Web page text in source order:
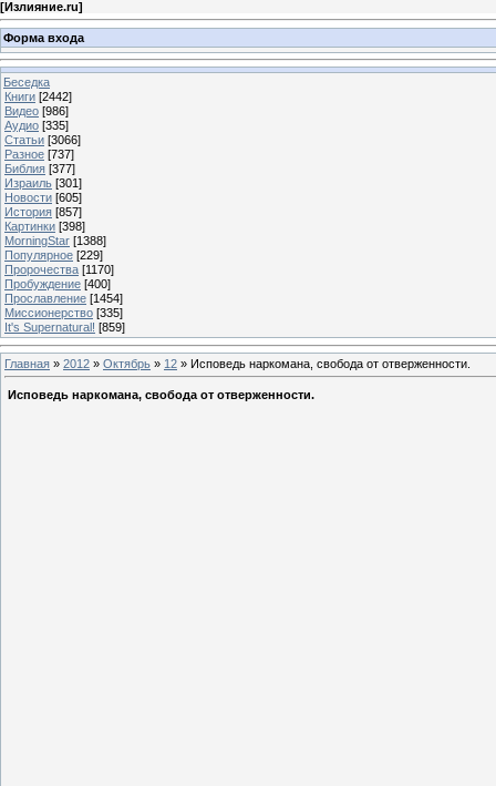
[Излияние.ru]
Форма входа
Беседка
Книги [2442]
Видео [986]
Аудио [335]
Статьи [3066]
Разное [737]
Библия [377]
Израиль [301]
Новости [605]
История [857]
Картинки [398]
MorningStar [1388]
Популярное [229]
Пророчества [1170]
Пробуждение [400]
Прославление [1454]
Миссионерство [335]
It's Supernatural! [859]
Главная » 2012 » Октябрь » 12 » Исповедь наркомана, свобода от отверженности.
Исповедь наркомана, свобода от отверженности.